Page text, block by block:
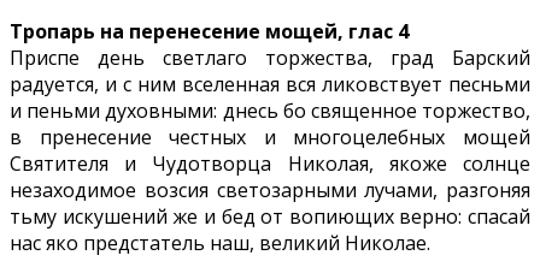
Тропарь на перенесение мощей, глас 4
Приспе день светлаго торжества, град Барский
радуется, и с ним вселенная вся ликовствует песньми
и пеньми духовными: днесь бо священное торжество,
в пренесение честных и многоцелебных мощей
Святителя и Чудотворца Николая, якоже солнце
незаходимое возсия светозарными лучами, разгоняя
тьму искушений же и бед от вопиющих верно: спасай
нас яко предстатель наш, великий Николае.